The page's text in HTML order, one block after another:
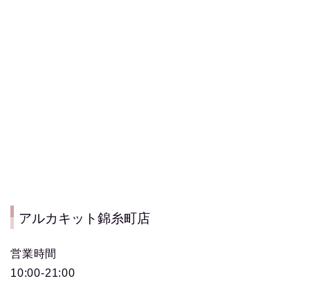
アルカキット錦糸町店
営業時間
10:00-21:00